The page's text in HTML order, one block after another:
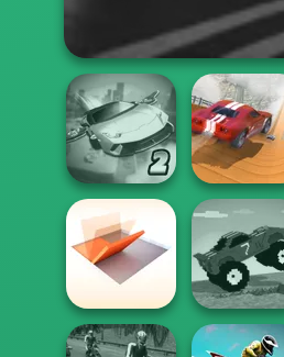
Ultimate Flying
Car 2
City Driver:
Destroy Car